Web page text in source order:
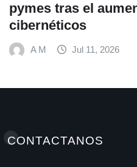
pymes tras el
cibernéticos
A M Jul 11, 2026
CONTACTANOS